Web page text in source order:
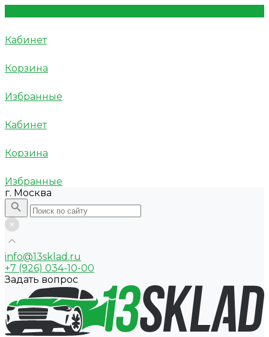
Кабинет
Корзина
Избранные
Кабинет
Корзина
Избранные
г. Москва
info@13sklad.ru
+7 (926) 034-10-00
Задать вопрос